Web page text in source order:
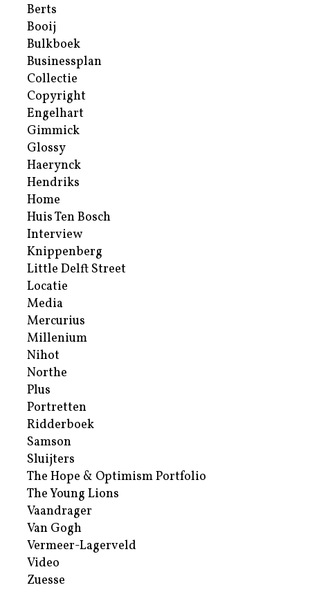
Berts
Booij
Bulkboek
Businessplan
Collectie
Copyright
Engelhart
Gimmick
Glossy
Haerynck
Hendriks
Home
Huis Ten Bosch
Interview
Knippenberg
Little Delft Street
Locatie
Media
Mercurius
Millenium
Nihot
Northe
Plus
Portretten
Ridderboek
Samson
Sluijters
The Hope & Optimism Portfolio
The Young Lions
Vaandrager
Van Gogh
Vermeer-Lagerveld
Video
Zuesse